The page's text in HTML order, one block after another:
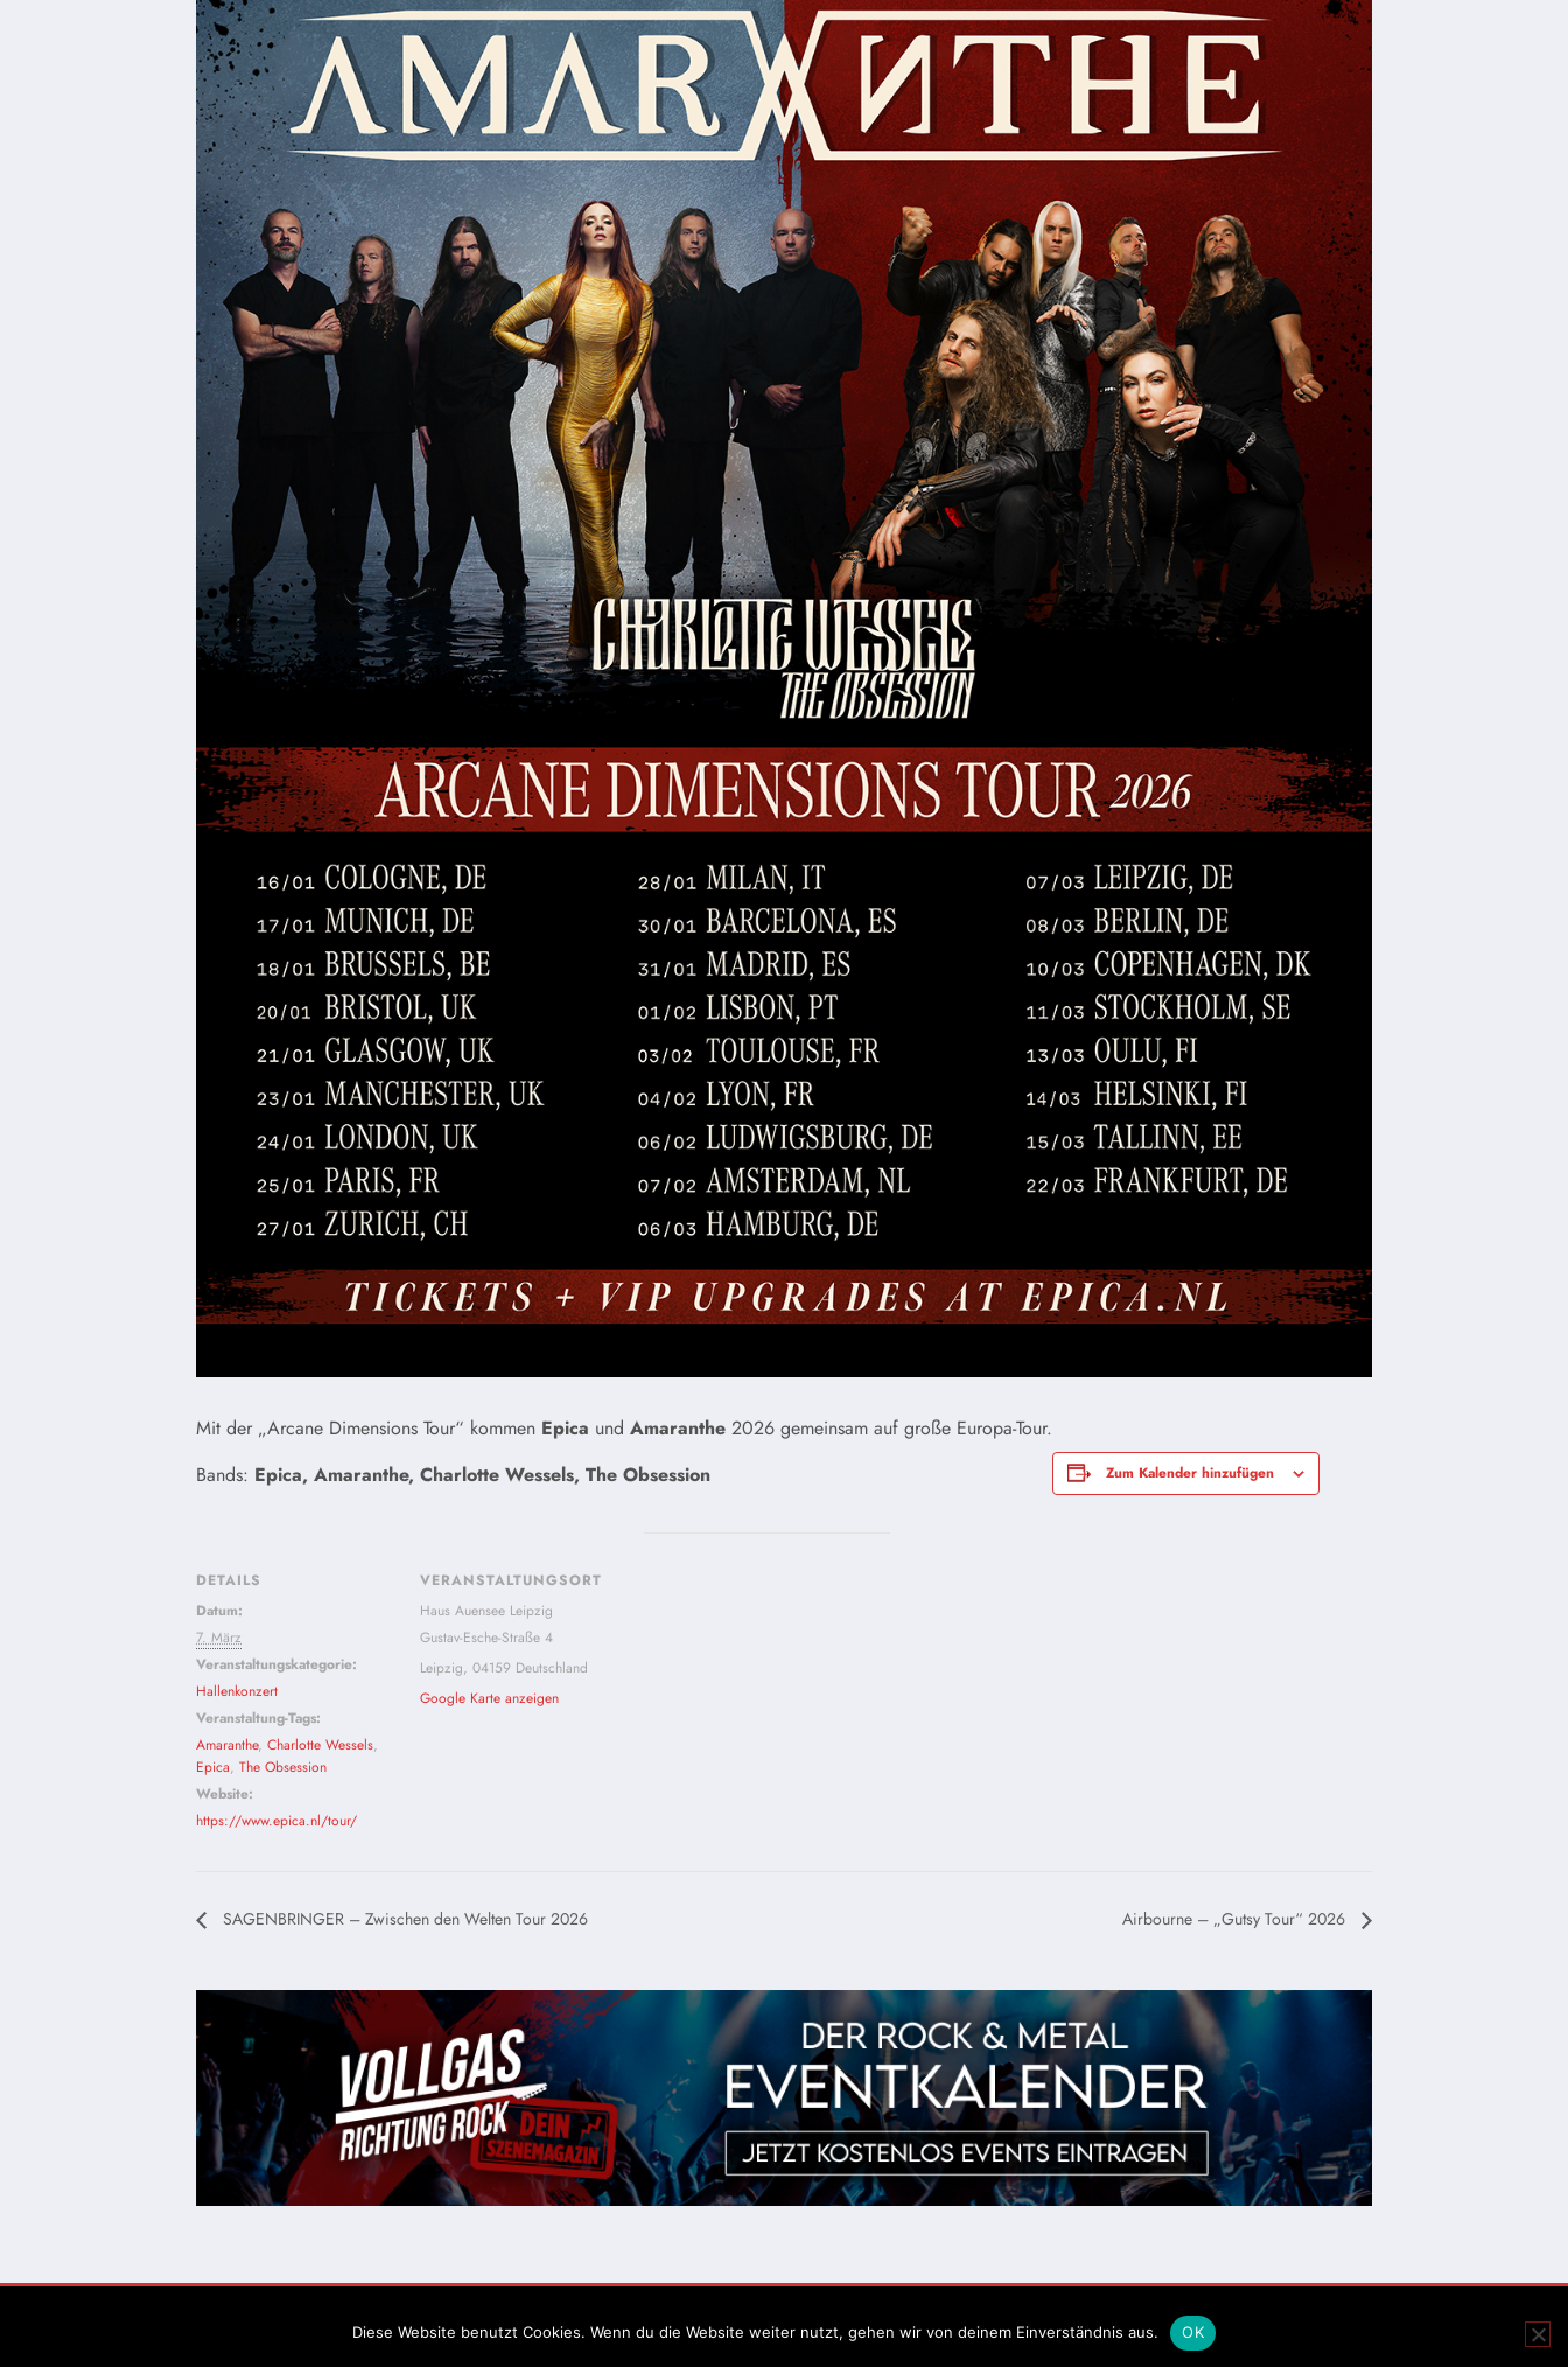
Mit der „Arcane Dimensions Tour“ kommen Epica und Amaranthe 2026 gemeinsam auf große Europa-Tour.
Bands: Epica, Amaranthe, Charlotte Wessels, The Obsession Zum Kalender hinzufügen
DETAILS
Datum:
7. März
Veranstaltungskategorie:
Hallenkonzert
Veranstaltung-Tags:
Amaranthe, Charlotte Wessels,
Epica, The Obsession
Website:
https://www.epica.nl/tour/
VERANSTALTUNGSORT
Haus Auensee Leipzig
Gustav-Esche-Straße 4
Leipzig, 04159 Deutschland
Google Karte anzeigen
SAGENBRINGER – Zwischen den Welten Tour 2026 Airbourne – „Gutsy Tour“ 2026
Impressum Datenschutz
Diese Website benutzt Cookies. Wenn du die Website weiter nutzt, gehen wir von deinem Einverständnis aus. OK